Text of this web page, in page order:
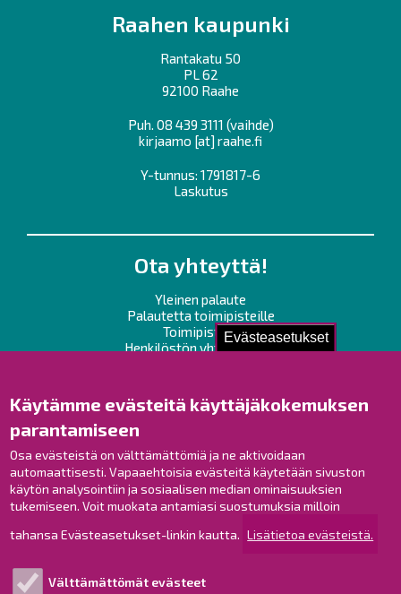
Evästeasetukset
Käytämme evästeitä käyttäjäkokemuksen
parantamiseen
Osa evästeistä on välttämättömiä ja ne aktivoidaan
automaattisesti. Vapaaehtoisia evästeitä käytetään sivuston
käytön analysointiin ja sosiaalisen median ominaisuuksien
tukemiseen. Voit muokata antamiasi suostumuksia milloin
tahansa Evästeasetukset-linkin kautta. Lisätietoa evästeistä.
Välttämättömät evästeet
Raahen kaupunki
Rantakatu 50
PL 62
92100 Raahe
Puh. 08 439 3111 (vaihde)
kirjaamo [at] raahe.fi
Y-tunnus: 1791817-6
Laskutus
Ota yhteyttä!
Yleinen palaute
Palautetta toimipisteille
Toimipisteet
Henkilöstön yhteystiedot
Raahe Facebookissa
Raahe Instagramissa
Raahe LinkedInissä
Raahe YouTubessa